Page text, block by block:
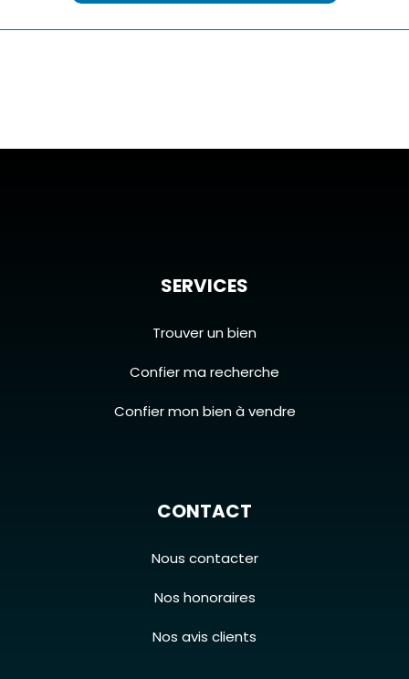
SERVICES
Trouver un bien
Confier ma recherche
Confier mon bien à vendre
CONTACT
Nous contacter
Nos honoraires
Nos avis clients